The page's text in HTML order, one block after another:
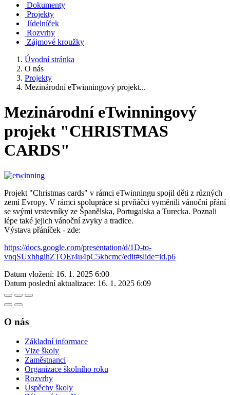
Dokumenty
Projekty
Jídelníček
Rozvrhy
Zájmové kroužky
Úvodní stránka
O nás
Projekty
Mezinárodní eTwinningový projekt...
Mezinárodní eTwinningový
projekt "CHRISTMAS
CARDS"
Projekt "Christmas cards" v rámci eTwinningu spojil děti z různých
zemí Evropy. V rámci spolupráce si prvňáčci vyměnili vánoční přání
se svými vrstevníky ze Španělska, Portugalska a Turecka. Poznali
lépe také jejich vánoční zvyky a tradice.
Výstava přáníček - zde:
https://docs.google.com/presentation/d/1D-to-
vnqSUxhhgihZTOEr4u4pC5kbcmc/edit#slide=id.p6
Datum vložení: 16. 1. 2025 6:00
Datum poslední aktualizace: 16. 1. 2025 6:09
O nás
Základní informace
Vize školy
Zaměstnanci
Organizace školního roku
Rozvrhy
Úspěchy školy